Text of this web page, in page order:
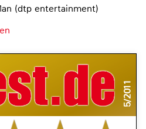
(dtp entertainment)
5/2011